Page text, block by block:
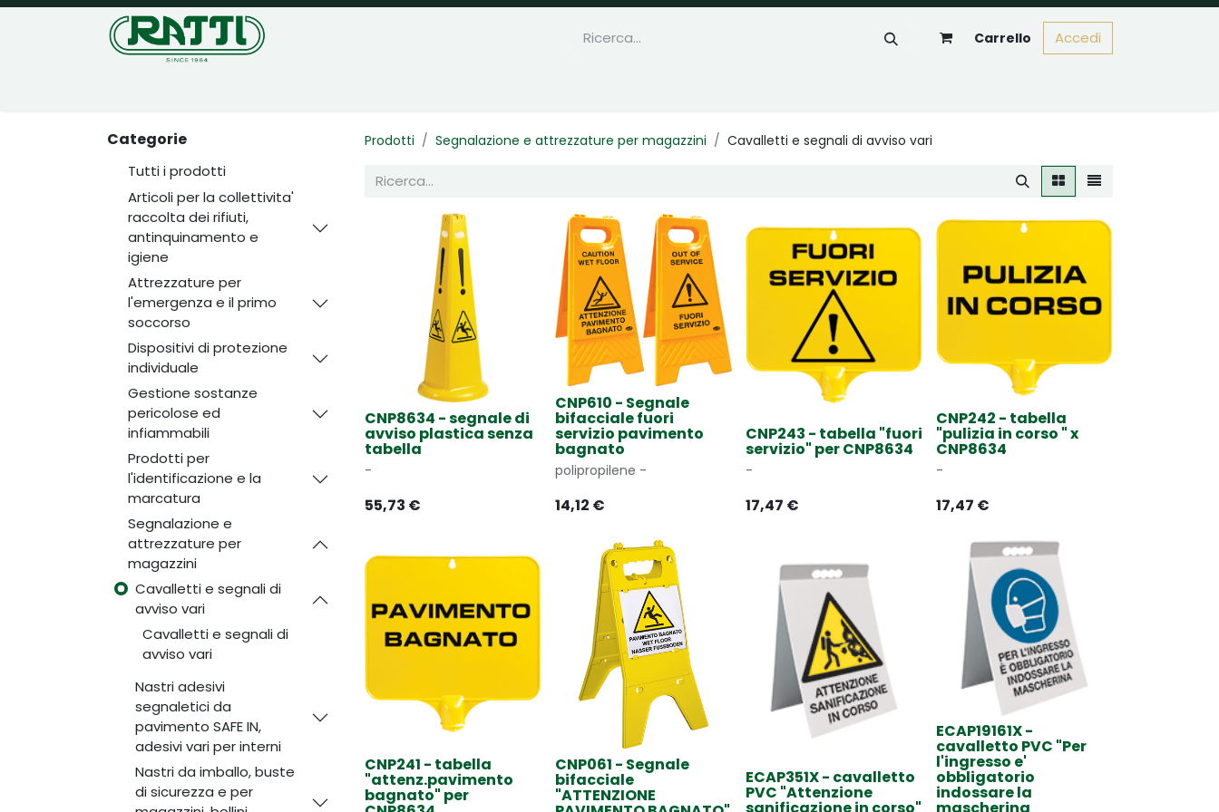
Carrello Accedi
Categorie
Tutti i prodotti
Articoli per la collettivita'
raccolta dei rifiuti,
antinquinamento e
igiene
Attrezzature per
l'emergenza e il primo
soccorso
Dispositivi di protezione
individuale
Gestione sostanze
pericolose ed
infiammabili
Prodotti per
l'identificazione e la
marcatura
Segnalazione e
attrezzature per
magazzini
Cavalletti e segnali di
avviso vari
Cavalletti e segnali di
avviso vari
Nastri adesivi
segnaletici da
pavimento SAFE IN,
adesivi vari per interni
Nastri da imballo, buste
di sicurezza e per
Prodotti Segnalazione e attrezzature per magazzini Cavalletti e segnali di avviso vari
CNP8634 - segnale di
avviso plastica senza
tabella
-
55,73 €
CNP610 - Segnale
bifacciale fuori
servizio pavimento
bagnato
polipropilene -
14,12 €
CNP243 - tabella "fuori
servizio" per CNP8634
-
17,47 €
CNP242 - tabella
"pulizia in corso " x
CNP8634
-
17,47 €
CNP241 - tabella
"attenz.pavimento
bagnato" per
CNP061 - Segnale
bifacciale
"ATTENZIONE
ECAP351X - cavalletto
PVC "Attenzione
sanificazione in corso"
ECAP19161X -
cavalletto PVC "Per
l'ingresso e'
obbligatorio
indossare la
mascherina